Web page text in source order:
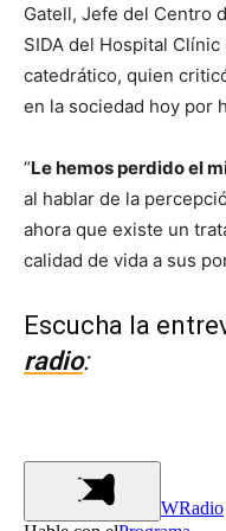
Gatell, Jefe del Centro
SIDA del Hospital
catedrático, quien
en la sociedad hoy por
“Le hemos perdido el
al hablar de la
ahora que existe un
calidad de vida a sus
Escucha la
radio: